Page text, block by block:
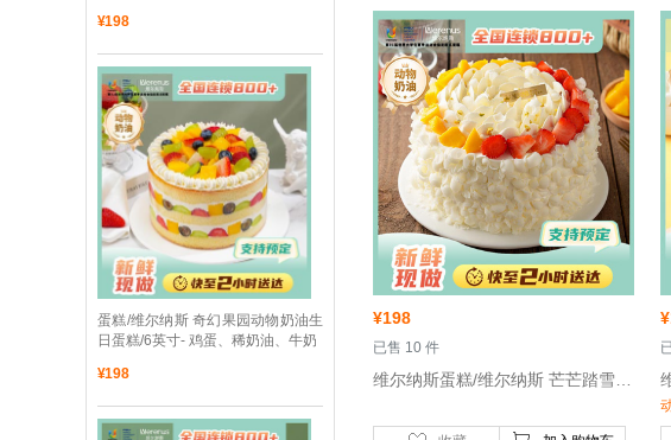
¥198
已售 10 件
¥
¥198
蛋糕/维尔纳斯 奇幻果园动物奶油生
日蛋糕/6英寸- 鸡蛋、稀奶油、牛奶
¥198